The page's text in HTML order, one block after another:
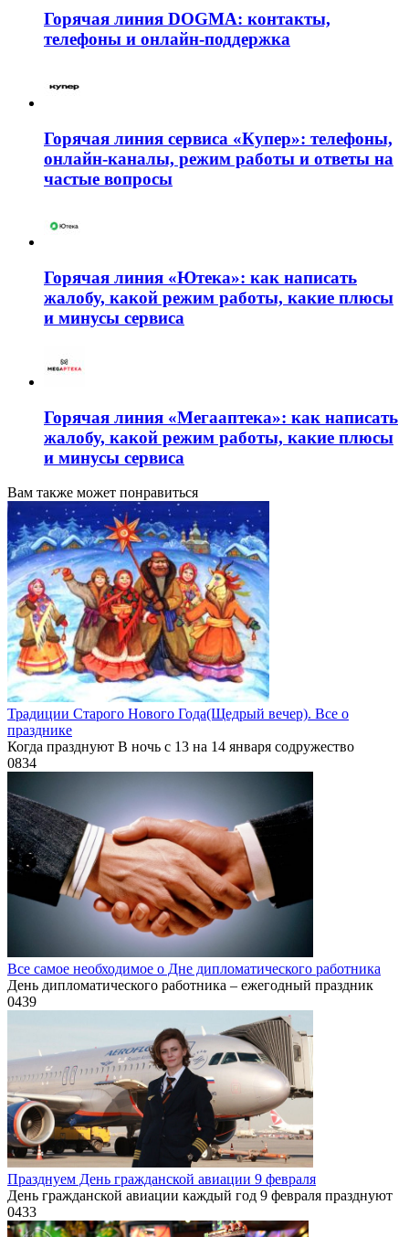
Горячая линия DOGMA: контакты,
телефоны и онлайн-поддержка
Горячая линия сервиса «Купер»: телефоны,
онлайн-каналы, режим работы и ответы на
частые вопросы
Горячая линия «Ютека»: как написать
жалобу, какой режим работы, какие плюсы
и минусы сервиса
Горячая линия «Мегааптека»: как написать
жалобу, какой режим работы, какие плюсы
и минусы сервиса
Вам также может понравиться
Традиции Старого Нового Года(Щедрый вечер). Все о
празднике
Когда празднуют В ночь с 13 на 14 января содружество
0834
Все самое необходимое о Дне дипломатического работника
День дипломатического работника – ежегодный праздник
0439
Празднуем День гражданской авиации 9 февраля
День гражданской авиации каждый год 9 февраля празднуют
0433